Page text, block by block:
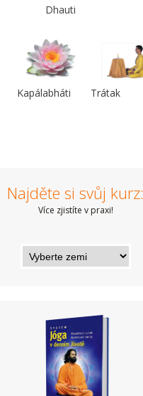
Dhauti
Kapálabháti Trátak
Najděte si svůj kurz:
Více zjistíte v praxi!